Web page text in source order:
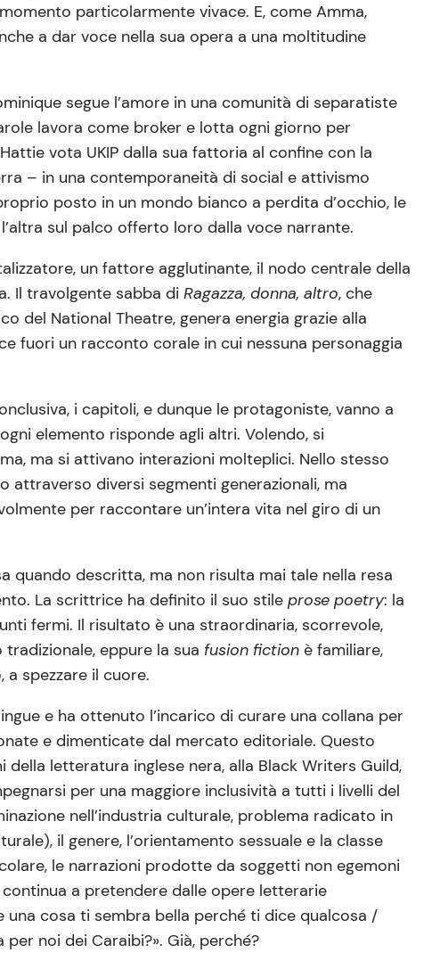
particolarmente vivace. E, come Amma,
a dar voce nella sua opera a una moltitudine
segue l’amore in una comunità di separatiste
lavora come broker e lotta ogni giorno per
vota UKIP dalla sua fattoria al confine con la
– in una contemporaneità di social e attivismo
posto in un mondo bianco a perdita d’occhio, le
sul palco offerto loro dalla voce narrante.
un fattore agglutinante, il nodo centrale della
Il travolgente sabba di Ragazza, donna, altro, che
del National Theatre, genera energia grazie alla
fuori un racconto corale in cui nessuna personaggia
i capitoli, e dunque le protagoniste, vanno a
elemento risponde agli altri. Volendo, si
ma si attivano interazioni molteplici. Nello stesso
diversi segmenti generazionali, ma
per raccontare un’intera vita nel giro di un
quando descritta, ma non risulta mai tale nella resa
La scrittrice ha definito il suo stile prose poetry: la
fermi. Il risultato è una straordinaria, scorrevole,
eppure la sua fusion fiction è familiare,
spezzare il cuore.
e ha ottenuto l’incarico di curare una collana per
e dimenticate dal mercato editoriale. Questo
letteratura inglese nera, alla Black Writers Guild,
per una maggiore inclusività a tutti i livelli del
nell’industria culturale, problema radicato in
il genere, l’orientamento sessuale e la classe
le narrazioni prodotte da soggetti non egemoni
a pretendere dalle opere letterarie
una cosa ti sembra bella perché ti dice qualcosa /
noi dei Caraibi?». Già, perché?